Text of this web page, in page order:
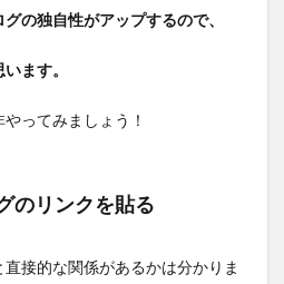
の独自性がアップするので、
ます。
ってみましょう！
のリンクを貼る
接的な関係があるかは分かりま